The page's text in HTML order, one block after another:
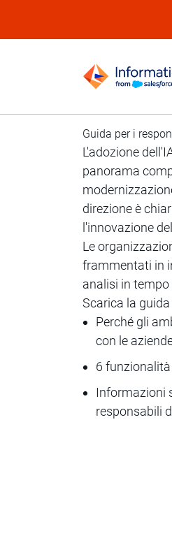
Guida per i
L'adozione
panorama
direzione è
l'innovazione
Le
frammentati in
analisi in tempo
Scarica la
Perché gli
con le
6
Informazioni
responsabili